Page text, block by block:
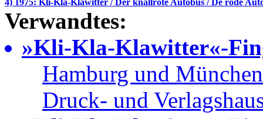
4) 1975: Kli-Kla-Klawitter / Der knallrote Autobus / De rode
Verwandtes:
»Kli-Kla-Klawitter«-
Hamburg und
Druck- und